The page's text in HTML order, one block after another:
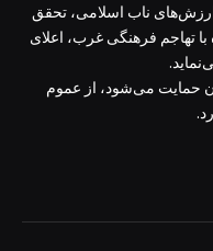
ناب اسلامی، تحقق
تهاجم فرهنگی غرب، اعلای
حمایت می‌شود، از عموم